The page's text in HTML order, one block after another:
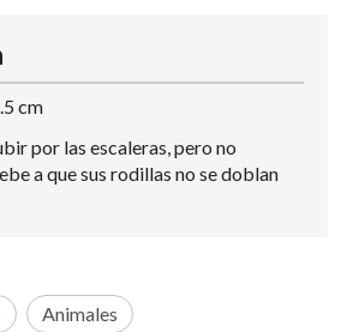
cm
por las escaleras, pero no
a que sus rodillas no se doblan
Animales